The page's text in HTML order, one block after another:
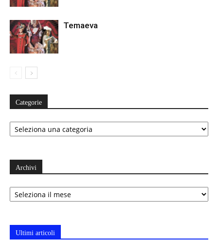
Temaeva
Categorie
Categorie
Archivi
Archivi
Ultimi articoli